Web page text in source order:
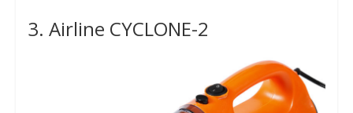
3. Airline CYCLONE-2